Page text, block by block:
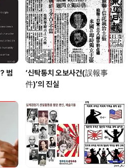
은 김수근단장의 발언
것은 국가보안법 찬양
범
‘신탁통치 오보사건(誤報事
件)’의 진실